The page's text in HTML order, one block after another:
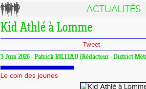
ACTUALITÉS
Kid Athlé à Lomme
Tweet
3 Juin 2026 - Patrick BILLIAU (Rédacteur - District
Le coin des jeunes